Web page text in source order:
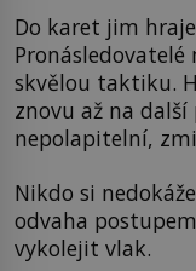
Do karet jim
skvělou taktiku.
znovu až na další
nepolapitelní,
Nikdo si
odvaha
vykolejit vlak.